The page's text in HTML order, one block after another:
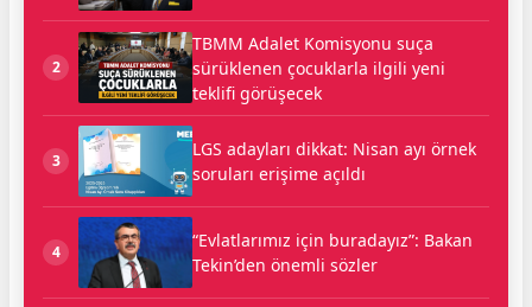
2
TBMM Adalet Komisyonu suça
sürüklenen çocuklarla ilgili yeni
teklifi görüşecek
3
LGS adayları dikkat: Nisan ayı örnek
soruları erişime açıldı
4
“Evlatlarımız için buradayız”: Bakan
Tekin’den önemli sözler